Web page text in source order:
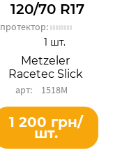
120/70 R17
протектор:
Metzeler
Racetec Slick
1518М
1 шт.
1 200 грн/
шт.